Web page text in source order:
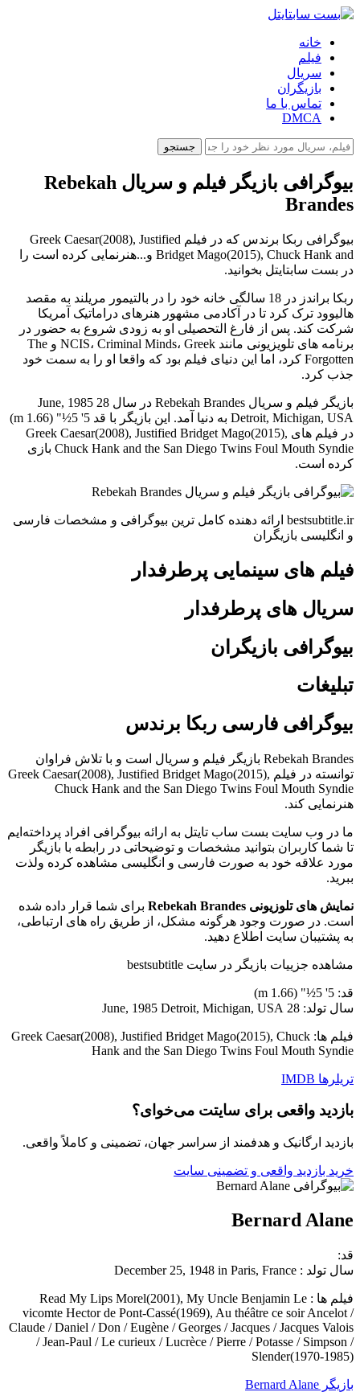
خانه
فیلم
سریال
بازیگران
تماس با ما
DMCA
جستجو
بیوگرافی بازیگر فیلم و سریال Rebekah
Brandes
بیوگرافی ربکا برندس که در فیلم Greek Caesar(2008), Justified
Bridget Mago(2015), Chuck Hank and و...هنرنمایی کرده است را
در بست سابتایتل بخوانید.
ربکا براندز در 18 سالگی خانه خود را در بالتیمور مریلند به مقصد
هالیوود ترک کرد تا در آکادمی مشهور هنرهای دراماتیک آمریکا
شرکت کند. پس از فارغ التحصیلی او به زودی شروع به حضور در
برنامه های تلویزیونی مانند NCIS، Criminal Minds، Greek و The
Forgotten کرد، اما این دنیای فیلم بود که واقعا او را به سمت خود
جذب کرد.
بازیگر فیلم و سریال Rebekah Brandes در سال 28 June, 1985
Detroit, Michigan, USA به دنیا آمد. این بازیگر با قد 5' 5½" (1.66 m)
در فیلم های Greek Caesar(2008), Justified Bridget Mago(2015),
Chuck Hank and the San Diego Twins Foul Mouth Syndie بازی
کرده است.
bestsubtitle.ir ارائه دهنده کامل ترین بیوگرافی و مشخصات فارسی
و انگلیسی بازیگران
فیلم های سینمایی پرطرفدار
سریال های پرطرفدار
بیوگرافی بازیگران
تبلیغات
بیوگرافی فارسی ربکا برندس
Rebekah Brandes بازیگر فیلم و سریال است و با تلاش فراوان
توانسته در فیلم Greek Caesar(2008), Justified Bridget Mago(2015),
Chuck Hank and the San Diego Twins Foul Mouth Syndie
هنرنمایی کند.
ما در وب سایت بست ساب تایتل به ارائه بیوگرافی افراد پرداخته‌ایم
تا شما کاربران بتوانید مشخصات و توضیحاتی در رابطه با بازیگر
مورد علاقه خود به صورت فارسی و انگلیسی مشاهده کرده ولذت
ببرید.
نمایش های تلوزیونی Rebekah Brandes
برای شما قرار داده شده
است. در صورت وجود هرگونه مشکل، از طریق راه های ارتباطی،
به پشتیبان سایت اطلاع دهید.
مشاهده جزییات بازیگر در سایت bestsubtitle
قد: 5' 5½" (1.66 m)
سال تولد: 28 June, 1985 Detroit, Michigan, USA
فیلم ها: Greek Caesar(2008), Justified Bridget Mago(2015), Chuck
Hank and the San Diego Twins Foul Mouth Syndie
تریلرها IMDB
بازدید واقعی برای سایتت می‌خوای؟
بازدید ارگانیک و هدفمند از سراسر جهان، تضمینی و کاملاً واقعی.
خرید بازدید واقعی و تضمینی سایت
Bernard Alane
قد:
سال تولد : December 25, 1948 in Paris, France
فیلم ها : Read My Lips Morel(2001), My Uncle Benjamin Le
vicomte Hector de Pont-Cassé(1969), Au théâtre ce soir Ancelot /
Claude / Daniel / Don / Eugène / Georges / Jacques / Jacques Valois
/ Jean-Paul / Le curieux / Lucrèce / Pierre / Potasse / Simpson /
Slender(1970-1985)
بازیگر Bernard Alane